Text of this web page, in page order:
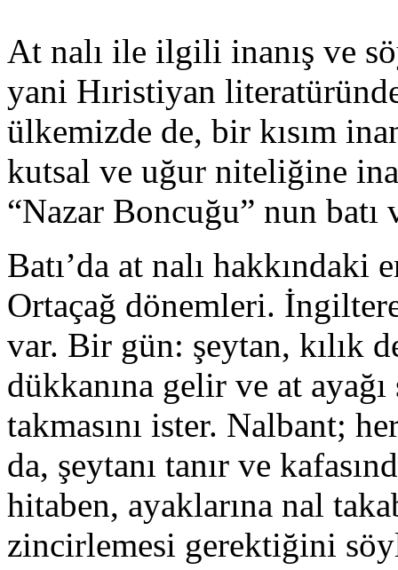
At nalı ile ilgili inanış ve
yani Hıristiyan
ülkemizde de, bir kısım
kutsal ve uğur niteliğine
“Nazar Boncuğu” nun
Batı’da at nalı
Ortaçağ dönemleri.
var. Bir gün: şeytan, kılık
dükkanına gelir ve at
takmasını ister. Nalbant;
da, şeytanı tanır ve
hitaben, ayaklarına nal
zincirlemesi gerektiğini